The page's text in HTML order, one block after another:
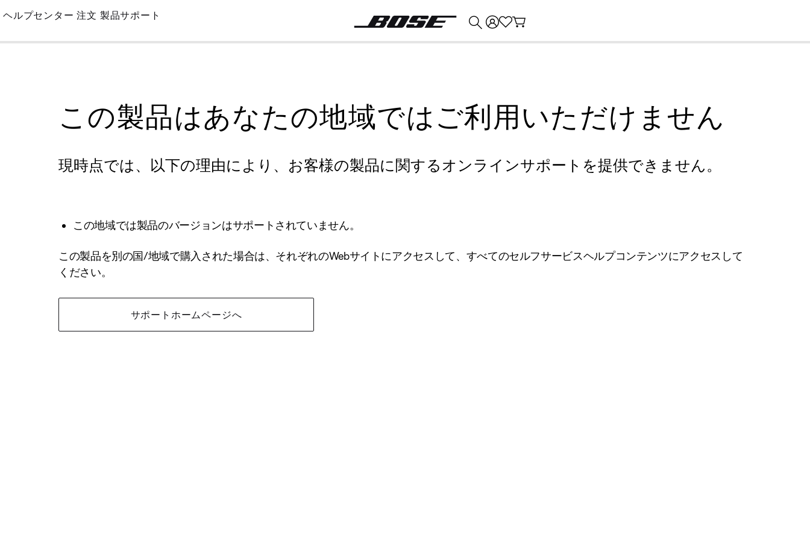
Skip
Main
ヘルプセンター 注文 製品サポート
この製品はあなたの地域ではご利用いただけません
現時点では、以下の理由により、お客様の製品に関するオンラインサポートを提供できません。
この地域では製品のバージョンはサポートされていません。
この製品を別の国/地域で購入された場合は、それぞれのWebサイトにアクセスして、すべてのセルフサービスヘルプコンテンツにアクセスして
ください。
サポートホームページへ